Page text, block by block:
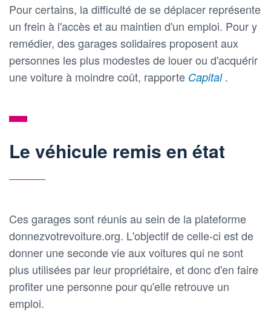
Pour certains, la difficulté de se déplacer représente
un frein à l'accès et au maintien d'un emploi. Pour y
remédier, des garages solidaires proposent aux
personnes les plus modestes de louer ou d'acquérir
une voiture à moindre coût, rapporte Capital .
Le véhicule remis en état
Ces garages sont réunis au sein de la plateforme
donnezvotrevoiture.org. L'objectif de celle-ci est de
donner une seconde vie aux voitures qui ne sont
plus utilisées par leur propriétaire, et donc d'en faire
profiter une personne pour qu'elle retrouve un
emploi.